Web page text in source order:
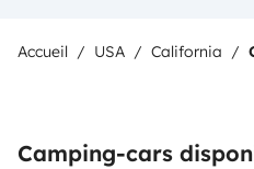
Accueil USA California
Camping-cars